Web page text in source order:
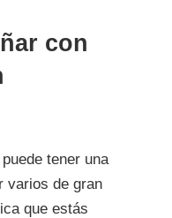
con
tener una
varios de gran
que estás